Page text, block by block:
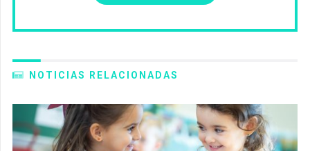
NOTICIAS RELACIONADAS